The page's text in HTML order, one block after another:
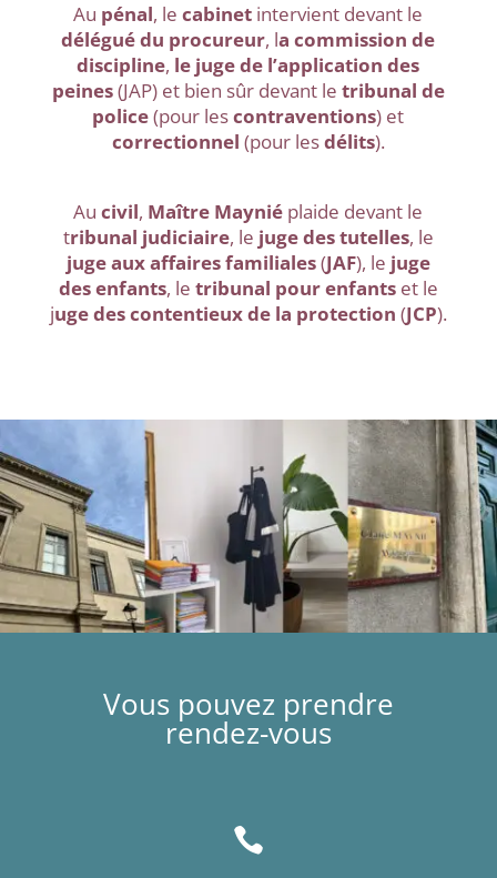
Au pénal, lecabinet intervient devant le
délégué du procureur, la commission de
discipline, le juge de l’application des
peines(JAP) et bien sûr devant le tribunal de
police(pour lescontraventions) et
correctionnel (pour lesdélits).
Aucivil, Maître Maynié plaide devant le
tribunal judiciaire, le juge des tutelles, le
juge aux affaires familiales(JAF), le juge
des enfants, le tribunal pour enfantset le
juge des contentieux de la protection (JCP).
Vous pouvez prendre
rendez-vous
